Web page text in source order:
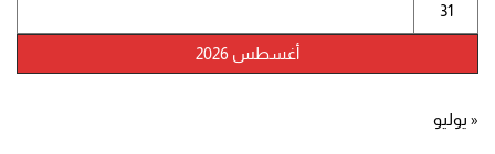
أغسطس 2026
31
« يوليو